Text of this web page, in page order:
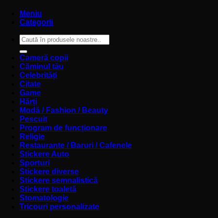
Meniu
Categorii
Caută
după:
Cameră copii
Căminul tău
Celebrități
Citate
Game
Hărți
Modă / Fashion / Beauty
Pescuit
Program de funcționare
Religie
Restaurante / Baruri / Cafenele
Stickere Auto
Sporturi
Stickere diverse
Stickere semnalistică
Stickere toaletă
Stomatologie
Tricouri personalizate